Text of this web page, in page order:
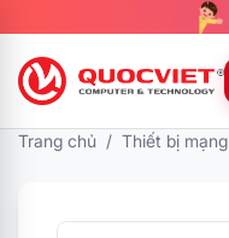
Trang chủ / Thiết bị mạng